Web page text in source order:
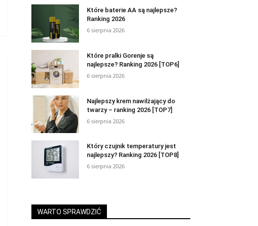
Które baterie AA są najlepsze?
Ranking 2026
6 sierpnia 2026
Które pralki Gorenje są
najlepsze? Ranking 2026 [TOP6]
6 sierpnia 2026
Najlepszy krem nawilżający do
twarzy – ranking 2026 [TOP7]
6 sierpnia 2026
Który czujnik temperatury jest
najlepszy? Ranking 2026 [TOP8]
6 sierpnia 2026
WARTO SPRAWDZIĆ